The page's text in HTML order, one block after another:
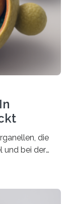
die
und bei der
präzise in
Ralf Erdmann